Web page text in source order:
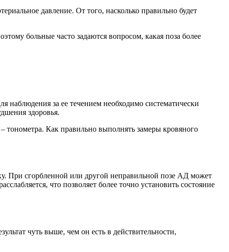
давление. От того, насколько правильно будет
больные часто задаются вопросом, какая поза более
за ее течением необходимо систематически
здоровья.
Как правильно выполнять замеры кровяного
При сгорбленной или другой неправильной позе АД может
что позволяет более точно установить состояние
чуть выше, чем он есть в действительности,